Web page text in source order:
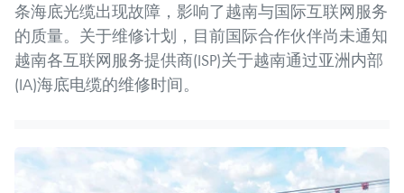
条海底光缆出现故障，影响了越南与国际互联网服务
的质量。关于维修计划，目前国际合作伙伴尚未通知
越南各互联网服务提供商(ISP)关于越南通过亚洲内部
(IA)海底电缆的维修时间。